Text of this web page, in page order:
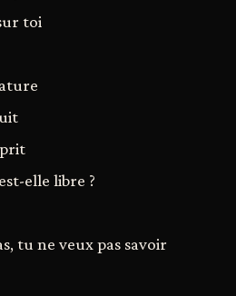
toi
elle libre ?
tu ne veux pas savoir